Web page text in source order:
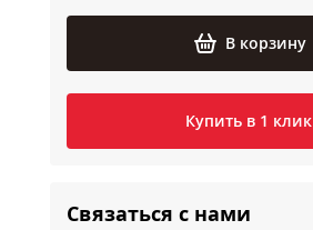
В корзину
Купить в 1 клик
Связаться с нами